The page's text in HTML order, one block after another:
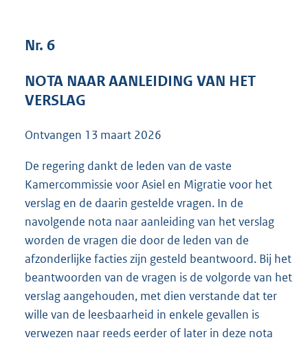
Nr. 6
NOTA NAAR AANLEIDING VAN HET
VERSLAG
Ontvangen 13 maart 2026
De regering dankt de leden van de vaste
Kamercommissie voor Asiel en Migratie voor het
verslag en de daarin gestelde vragen. In de
navolgende nota naar aanleiding van het verslag
worden de vragen die door de leden van de
afzonderlijke facties zijn gesteld beantwoord. Bij het
beantwoorden van de vragen is de volgorde van het
verslag aangehouden, met dien verstande dat ter
wille van de leesbaarheid in enkele gevallen is
verwezen naar reeds eerder of later in deze nota